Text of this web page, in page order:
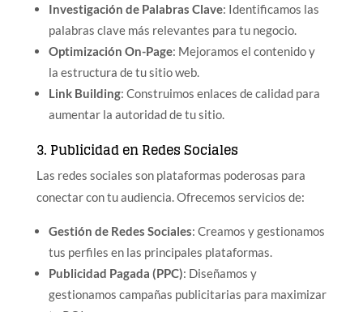
Investigación de Palabras Clave: Identificamos las
palabras clave más relevantes para tu negocio.
Optimización On-Page: Mejoramos el contenido y
la estructura de tu sitio web.
Link Building: Construimos enlaces de calidad para
aumentar la autoridad de tu sitio.
3. Publicidad en Redes Sociales
Las redes sociales son plataformas poderosas para
conectar con tu audiencia. Ofrecemos servicios de:
Gestión de Redes Sociales: Creamos y gestionamos
tus perfiles en las principales plataformas.
Publicidad Pagada (PPC): Diseñamos y
gestionamos campañas publicitarias para maximizar